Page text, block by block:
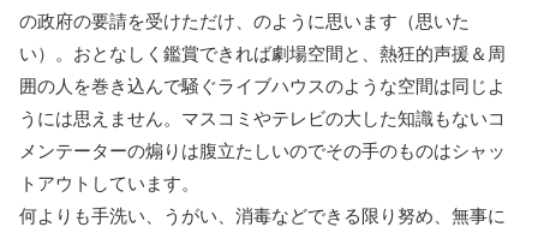
の政府の要請を受けただけ、のように思います（思いた
い）。おとなしく鑑賞できれば劇場空間と、熱狂的声援＆周
囲の人を巻き込んで騒ぐライブハウスのような空間は同じよ
うには思えません。マスコミやテレビの大した知識もないコ
メンテーターの煽りは腹立たしいのでその手のものはシャッ
トアウトしています。
何よりも手洗い、うがい、消毒などできる限り努め、無事に